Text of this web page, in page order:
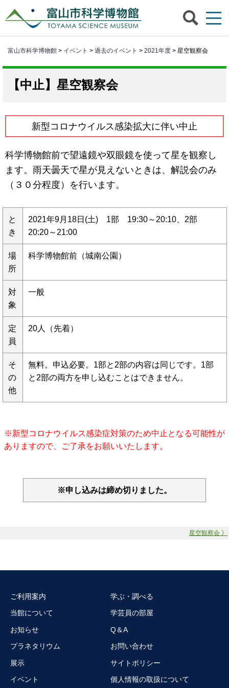
富山市科学博物館 > イベント > 過去のイベント > 2021年度 > 星空観察会
星空観察会
新型コロナウイルス感染拡大に伴い中止
科学博物館前で望遠鏡や双眼鏡を使って星を観察し
ます。雨天曇天で星が見えないときは、解説会のみ
（３０分程度）を行います。
と
き
2021年9月18日(土) 1部 19:30～20:10、2部
20:20～21:00
場
所
科学博物館前（城南公園）
対
象
一般
定
員
20人（先着）
そ
の
他
無料。申込必要。1部と2部の内容は同じです。1部
と2部の両方を申し込むことはできません。
※新型コロナウイルス感染症対策のため中止となる可能性が
ありますので、ご了承をお願いいたします。
※申し込みは締め切りました。
星空観察会 》
ご利用案内
当館について
お知らせ
プラネタリウム
展示
イベント
学ぶ・調べる
学芸員の部屋
Q＆A
お問い合わせ
サイトポリシー
個人情報の取扱について